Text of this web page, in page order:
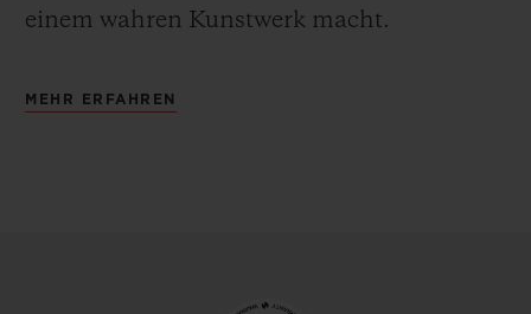
einem wahren Kunstwerk macht.
MEHR ERFAHREN